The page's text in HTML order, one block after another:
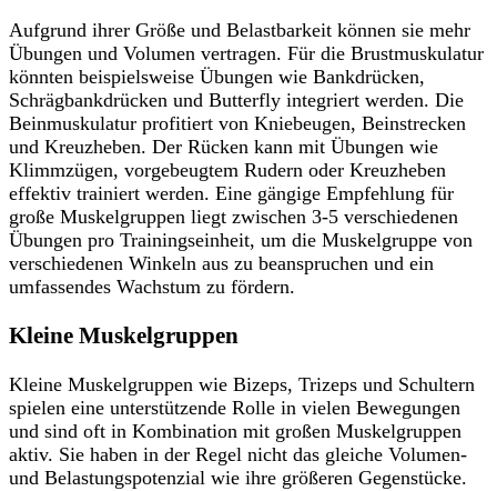
Aufgrund ihrer Größe und Belastbarkeit können sie mehr
Übungen und Volumen vertragen. Für die Brustmuskulatur
könnten beispielsweise Übungen wie Bankdrücken,
Schrägbankdrücken und Butterfly integriert werden. Die
Beinmuskulatur profitiert von Kniebeugen, Beinstrecken
und Kreuzheben. Der Rücken kann mit Übungen wie
Klimmzügen, vorgebeugtem Rudern oder Kreuzheben
effektiv trainiert werden. Eine gängige Empfehlung für
große Muskelgruppen liegt zwischen 3-5 verschiedenen
Übungen pro Trainingseinheit, um die Muskelgruppe von
verschiedenen Winkeln aus zu beanspruchen und ein
umfassendes Wachstum zu fördern.
Kleine Muskelgruppen
Kleine Muskelgruppen wie Bizeps, Trizeps und Schultern
spielen eine unterstützende Rolle in vielen Bewegungen
und sind oft in Kombination mit großen Muskelgruppen
aktiv. Sie haben in der Regel nicht das gleiche Volumen-
und Belastungspotenzial wie ihre größeren Gegenstücke.